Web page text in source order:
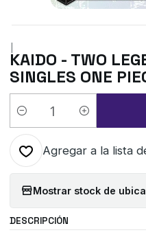
|
KAIDO - TWO
SINGLES ONE
Cantidad
Agregar a la lista
Mostrar stock de
DESCRIPCIÓN